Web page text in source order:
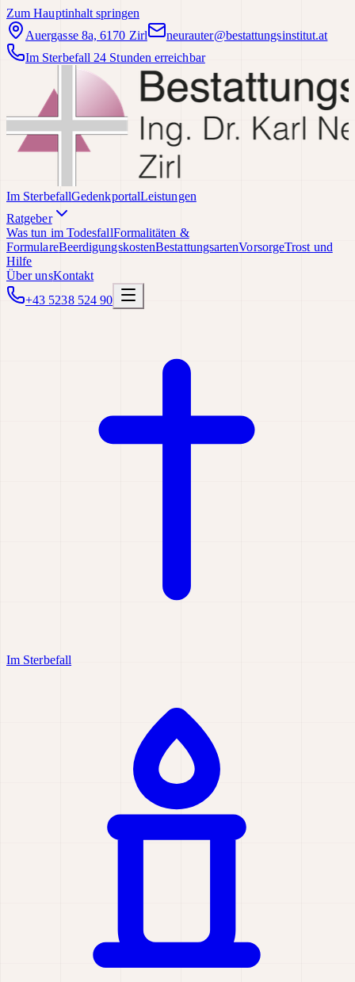
Zum Hauptinhalt springen
Auergasse 8a, 6170 Zirl
neurauter@bestattungsinstitut.at
Im Sterbefall 24 Stunden erreichbar
Im SterbefallGedenkportalLeistungen
Ratgeber
Was tun im TodesfallFormalitäten &
FormulareBeerdigungskostenBestattungsartenVorsorgeTrost und
Hilfe
Über unsKontakt
+43 5238 524 90
Im Sterbefall